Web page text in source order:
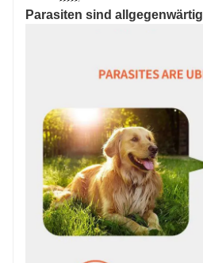
Parasiten sind allgegenwärtig